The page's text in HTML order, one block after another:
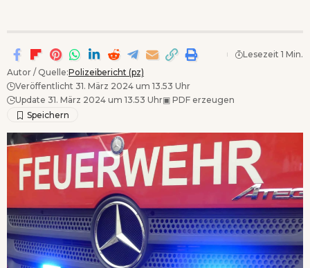
Autor / Quelle:Polizeibericht (pz)
Veröffentlicht 31. März 2024 um 13.53 Uhr
Update 31. März 2024 um 13.53 Uhr▣ PDF erzeugen
Lesezeit 1 Min.